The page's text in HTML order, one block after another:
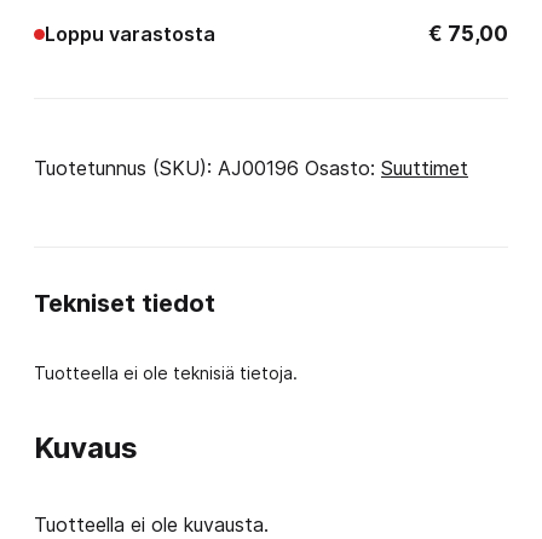
Loppu varastosta € 75,00
Tuotetunnus (SKU): AJ00196 Osasto: Suuttimet
Kuvaus
Tuotteella ei ole kuvausta.
Tekniset tiedot
Tuotteella ei ole teknisiä tietoja.